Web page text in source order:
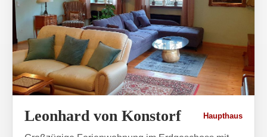
Leonhard von Konstorf Haupthaus